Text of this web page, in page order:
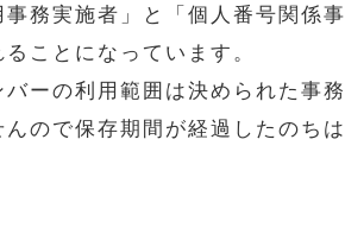
務実施者」と「個人番号関係事
ことになっています。
ーの利用範囲は決められた事務
ので保存期間が経過したのちは